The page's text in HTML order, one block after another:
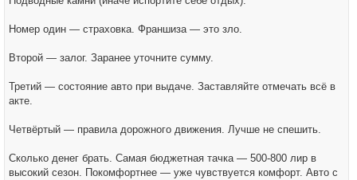
Номер один — страховка. Франшиза — это зло.
Второй — залог. Заранее уточните сумму.
Третий — состояние авто при выдаче. Заставляйте отмечать всё в
акте.
Четвёртый — правила дорожного движения. Лучше не спешить.
Сколько денег брать. Самая бюджетная тачка — 500-800 лир в
высокий сезон. Покомфортнее — уже чувствуется комфорт. Авто с